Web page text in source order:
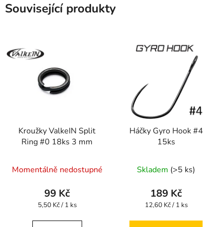
Související produkty
Kroužky ValkeIN Split
Ring #0 18ks 3 mm
Momentálně nedostupné
99 Kč
Měrná
5,50 Kč / 1 ks
Háčky Gyro Hook #4
15ks
Skladem (>5 ks)
189 Kč
Měrná
12,60 Kč / 1 ks